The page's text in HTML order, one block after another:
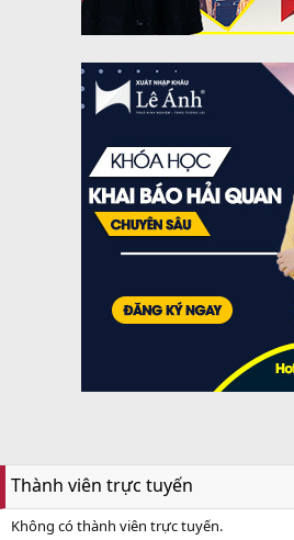
Thành viên trực tuyến
Không có thành viên trực tuyến.